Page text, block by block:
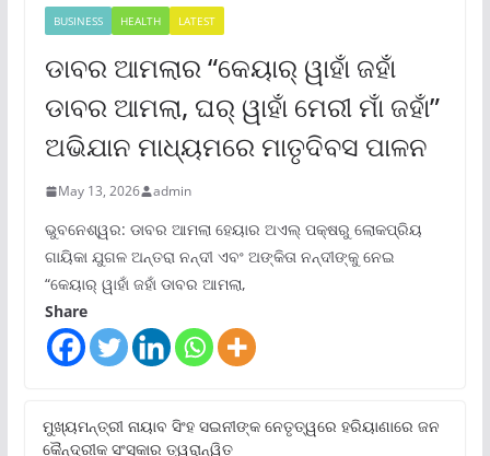
BUSINESS HEALTH LATEST
ଡାବର ଆମଲାର “କେୟାର୍ ୱାହାଁ ଜହାଁ
ଡାବର ଆମଲା, ଘର୍ ୱାହାଁ ମେରୀ ମାଁ ଜହାଁ”
ଅଭିଯାନ ମାଧ୍ୟମରେ ମାତୃଦିବସ ପାଳନ
May 13, 2026 admin
ଭୁବନେଶ୍ୱର: ଡାବର ଆମଲା ହେୟାର ଅଏଲ୍ ପକ୍ଷରୁ ଲୋକପ୍ରିୟ
ଗାୟିକା ଯୁଗଳ ଅନ୍ତରା ନନ୍ଦୀ ଏବଂ ଅଙ୍କିତା ନନ୍ଦୀଙ୍କୁ ନେଇ
“କେୟାର୍ ୱାହାଁ ଜହାଁ ଡାବର ଆମଲା,
Share
ମୁଖ୍ୟମନ୍ତ୍ରୀ ନାୟାବ ସିଂହ ସଇନୀଙ୍କ ନେତୃତ୍ୱରେ ହରିୟାଣାରେ ଜନ
କୈନ୍ଦ୍ରୀକ ସଂସ୍କାର ତ୍ୱରାନ୍ୱିତ